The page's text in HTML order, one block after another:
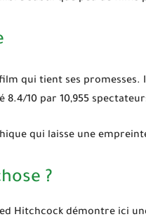
qui tient ses promesses.
10 par 10,955
qui laisse une
?
Hitchcock démontre ici